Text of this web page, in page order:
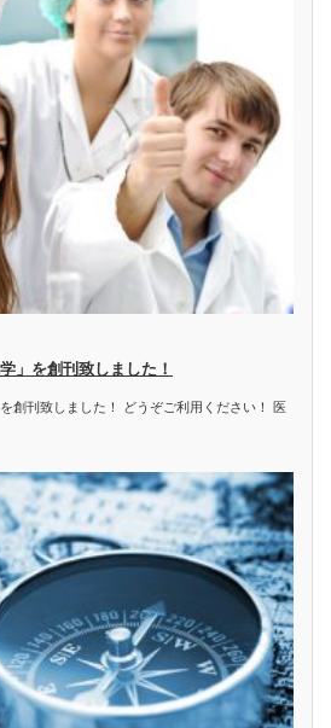
」を創刊致しました！
創刊致しました！ どうぞご利用ください！ 医